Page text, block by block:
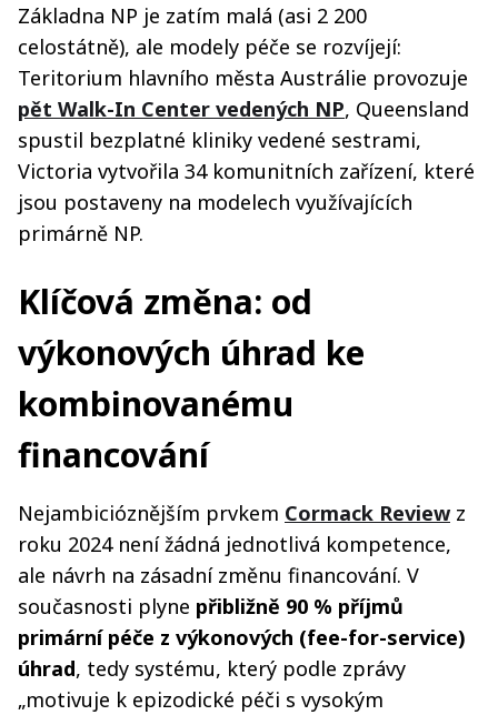
Základna NP je zatím malá (asi 2 200
celostátně), ale modely péče se rozvíjejí:
Teritorium hlavního města Austrálie provozuje
pět Walk-In Center vedených NP, Queensland
spustil bezplatné kliniky vedené sestrami,
Victoria vytvořila 34 komunitních zařízení, které
jsou postaveny na modelech využívajících
primárně NP.
Klíčová změna: od
výkonových úhrad ke
kombinovanému
financování
Nejambicióznějším prvkem Cormack Review z
roku 2024 není žádná jednotlivá kompetence,
ale návrh na zásadní změnu financování. V
současnosti plyne přibližně 90 % příjmů
primární péče z výkonových (fee-for-service)
úhrad, tedy systému, který podle zprávy
„motivuje k epizodické péči s vysokým